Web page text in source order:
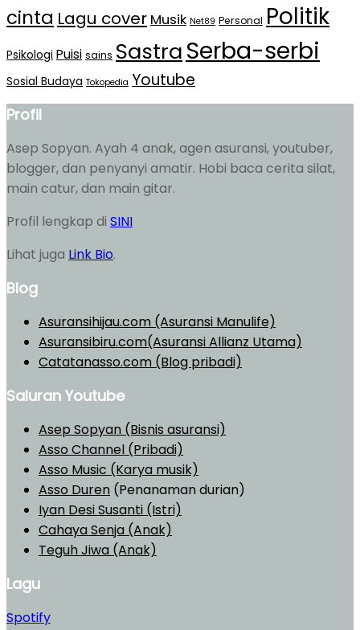
cinta Lagu cover Musik Net89 Personal Politik
Psikologi Puisi sains SastraSerba-serbi
Sosial Budaya Tokopedia Youtube
Profil
Asep Sopyan. Ayah 4 anak, agen asuransi, youtuber,
blogger, dan penyanyi amatir. Hobi baca cerita silat,
main catur, dan main gitar.
Profil lengkap di SINI
Lihat juga Link Bio.
Blog
Asuransihijau.com (Asuransi Manulife)
Asuransibiru.com(Asuransi Allianz Utama)
Catatanasso.com (Blog pribadi)
Saluran Youtube
Asep Sopyan (Bisnis asuransi)
Asso Channel (Pribadi)
Asso Music (Karya musik)
Asso Duren (Penanaman durian)
Iyan Desi Susanti (Istri)
Cahaya Senja (Anak)
Teguh Jiwa (Anak)
Lagu
Spotify